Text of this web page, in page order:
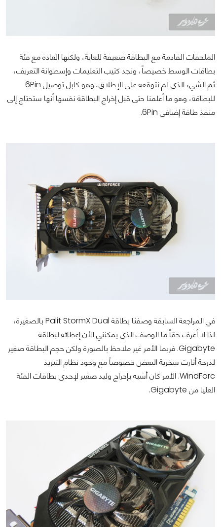
الملحقات القادمة مع البطاقة ضعيفة للغاية، ولكنها العادة مع فئة
بطاقات الوسط خصيصاً، ونجد كتيب التعليمات وإسطوانة التعريف،
ثم الشيء الذي لم نتوقعه على الإطلاق...وهو كابل توصيل 6Pin
للبطاقة، وهو ما أعلمنا حتى قبل إخراج البطاقة نفسها أنها ستحتاج إلى
منفذ طاقة إضافي 6Pin.
في المراجعة السابقة وصفنا بطاقة Palit StormX Dual بالصغيرة،
لذا لا أعرف حقاً ما الوصف الذي يمكنني الأن إعطائه لبطاقة
Gigabyte. فربما الأمر غير ملاحظ بالصورة ولكن حجم البطاقة صغير
لدرجة أثارت سخرية البعض خصوصاً مع وجود نظام التبريد
WindForc. الأمر كان أشبه بإخراج وليد صغير لإحدى بطاقات الفئة
العليا من Gigabyte.